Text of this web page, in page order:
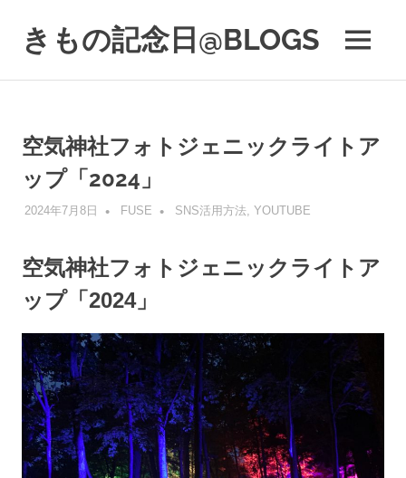
きもの記念日@BLOGS
者
も、
読
ん
で
参
考
に
な
る
ブ
ロ
グ
で
MENU
空気神社フォトジェニックライトア
ップ「2024」
2024年7月8日 FUSE SNS活用方法, YOUTUBE
空気神社フォトジェニックライトア
ップ「2024」